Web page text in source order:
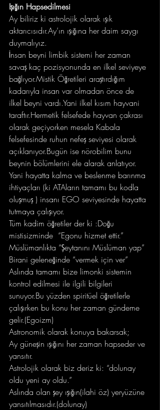
Işığın Hapsedilmesi
Ay biliriz ki astrolojik olarak ışık
aktarıcısıdır.Ay’ın ışığına her daim saygı
duymalıyız.
İnsan beyni limbik sistemi her zaman
savaş kaç pozisyonunda en ilkel seviyeye
bağlıyor.Mistik Öğretileri araştırdığım
kadarıyla insan var olmadan önce de
ilkel beyni vardı.Yani ilkel kısım hayvani
taraftır.Hermetik felsefede hayvan çakrası
olarak geçiyorken mesela Kabala
felsefesinde ruhun nefeş seviyesi olarak
açıklanıyor.Bugün ise nörobilim bunu
beynin bölümlerini ele alarak anlatıyor.
Yani hayatta kalma ve beslenme barınma
ihtiyaçları (ki ATAların tamamı bu kodla
oluşmuş ) insanı EGO seviyesinde hayatta
tutmaya çalışıyor.
Tüm kadim öğretiler der ki :Doğu
mistisizminde  “Egonu hizmet ettir.”
Müslümanlıkta “Şeytanını Müslüman yap”
Birani geleneğinde “vermek için ver”
Aslında tamamı bize limonki sistemin
kontrol edilmesi ile ilgili bilgileri
sunuyor.Bu yüzden spiritüel öğretilerle
çalışırken bu konu her zaman gündeme
gelir.(Egoizm)
Astronomik olarak konuya bakarsak;
Ay güneşin ışığını her zaman hapseder ve
yansıtır.
Astrolojik olarak biz deriz ki: “dolunay
oldu yeni ay oldu.”
Aslında olan şey ışığın(ilahi öz) yeryüzüne
yansıtılmasıdır.(dolunay)